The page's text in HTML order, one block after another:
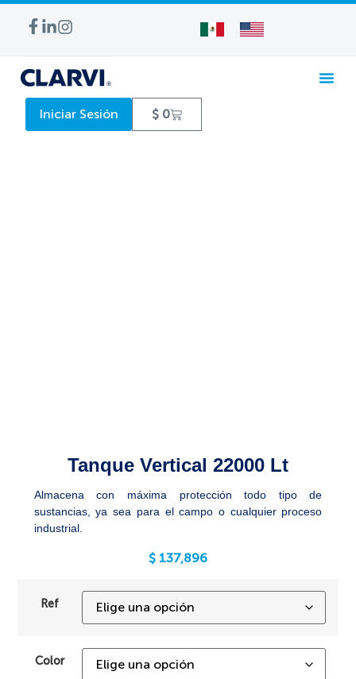
Iniciar Sesión $ 0
Tanque Vertical 22000 Lt
Almacena con máxima protección todo tipo de
sustancias, ya sea para el campo o cualquier proceso
industrial.
$ 137,896
Ref
Color